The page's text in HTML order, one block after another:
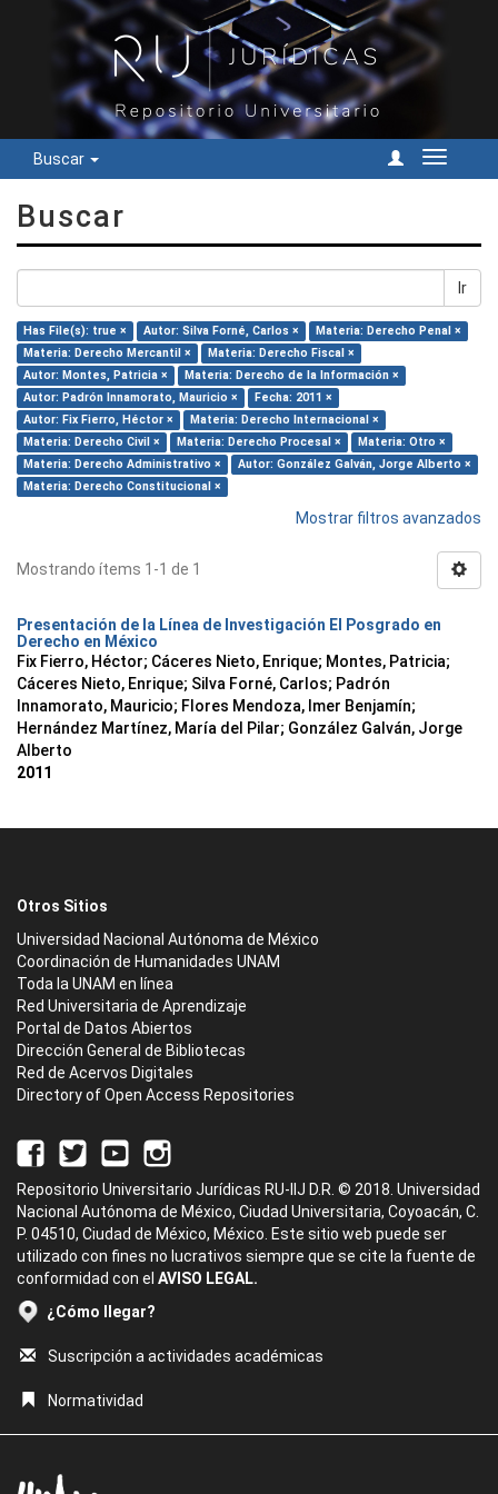
Buscar
Cambiar
Buscar
Ir
Has File(s): true × Autor: Silva Forné, Carlos ×
Materia: Derecho Penal ×
Materia: Derecho Mercantil ×
Materia: Derecho Fiscal ×
Autor: Montes, Patricia ×
Materia: Derecho de la Información ×
Autor: Padrón Innamorato, Mauricio ×
Fecha: 2011 ×
Autor: Fix Fierro, Héctor ×
Materia: Derecho Internacional ×
Materia: Derecho Civil ×
Materia: Derecho Procesal ×
Materia: Otro ×
Materia: Derecho Administrativo ×
Autor: González Galván, Jorge Alberto ×
Materia: Derecho Constitucional ×
Mostrar filtros avanzados
Mostrando ítems 1-1 de 1
Presentación de la Línea de Investigación El Posgrado en
Derecho en México
Fix Fierro, Héctor; Cáceres Nieto, Enrique; Montes, Patricia;
Cáceres Nieto, Enrique; Silva Forné, Carlos; Padrón
Innamorato, Mauricio; Flores Mendoza, Imer Benjamín;
Hernández Martínez, María del Pilar; González Galván, Jorge
Alberto
2011
Otros Sitios
Universidad Nacional Autónoma de México
Coordinación de Humanidades UNAM
Toda la UNAM en línea
Red Universitaria de Aprendizaje
Portal de Datos Abiertos
Dirección General de Bibliotecas
Red de Acervos Digitales
Directory of Open Access Repositories
Repositorio Universitario Jurídicas RU-IIJ D.R. © 2018. Universidad
Nacional Autónoma de México, Ciudad Universitaria, Coyoacán, C.
P. 04510, Ciudad de México, México. Este sitio web puede ser
utilizado con fines no lucrativos siempre que se cite la fuente de
conformidad con el AVISO LEGAL.
¿Cómo llegar?
Suscripción a actividades académicas
Normatividad